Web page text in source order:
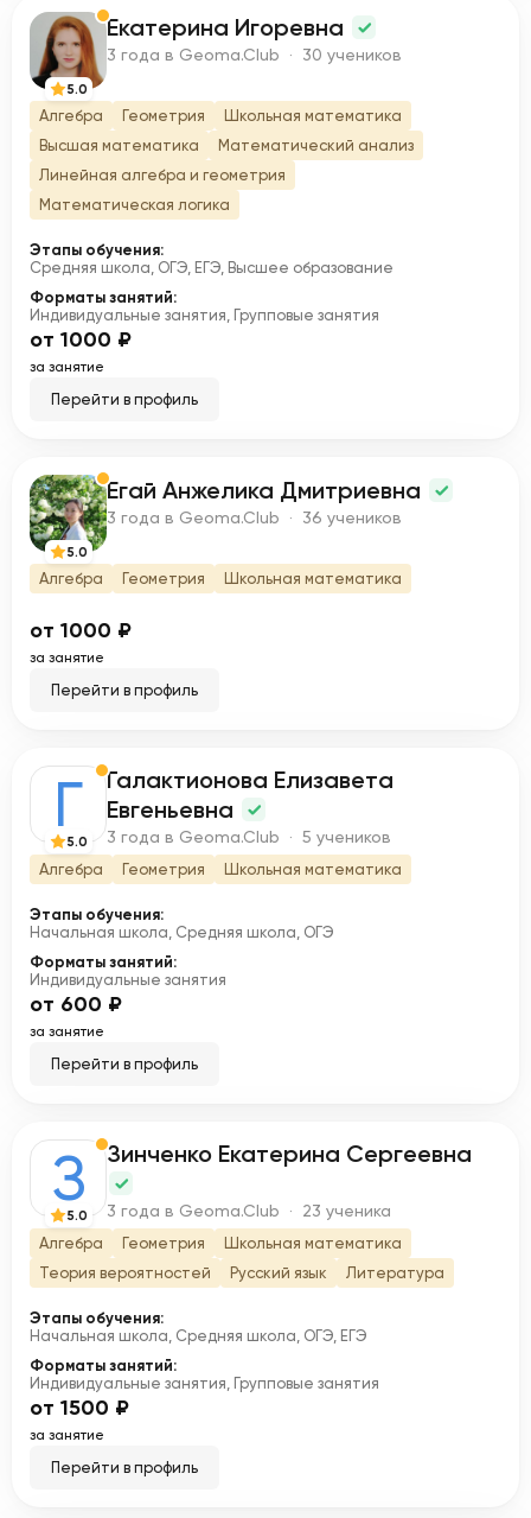
Е
5.0
Екатерина Игоревна
3 года в Geoma.Club · 30 учеников
Алгебра Геометрия
Школьная математика
Высшая математика
Математический анализ
Линейная алгебра и геометрия
Математическая логика
Этапы обучения:
Средняя школа, ОГЭ, ЕГЭ, Высшее образование
Форматы занятий:
Индивидуальные занятия, Групповые занятия
от 1000 ₽
за занятие
Перейти в профиль
Е
5.0
Егай Анжелика Дмитриевна
3 года в Geoma.Club · 36 учеников
Алгебра Геометрия Школьная математика
от 1000 ₽
за занятие
Перейти в профиль
Г
5.0
Галактионова Елизавета
Евгеньевна
3 года в Geoma.Club · 5 учеников
Алгебра Геометрия Школьная математика
Этапы обучения:
Начальная школа, Средняя школа, ОГЭ
Форматы занятий:
Индивидуальные занятия
от 600 ₽
за занятие
Перейти в профиль
З
5.0
Зинченко Екатерина Сергеевна
3 года в Geoma.Club · 23 ученика
Алгебра Геометрия
Школьная математика
Теория вероятностей
Русский язык Литература
Этапы обучения:
Начальная школа, Средняя школа, ОГЭ, ЕГЭ
Форматы занятий:
Индивидуальные занятия, Групповые занятия
от 1500 ₽
за занятие
Перейти в профиль